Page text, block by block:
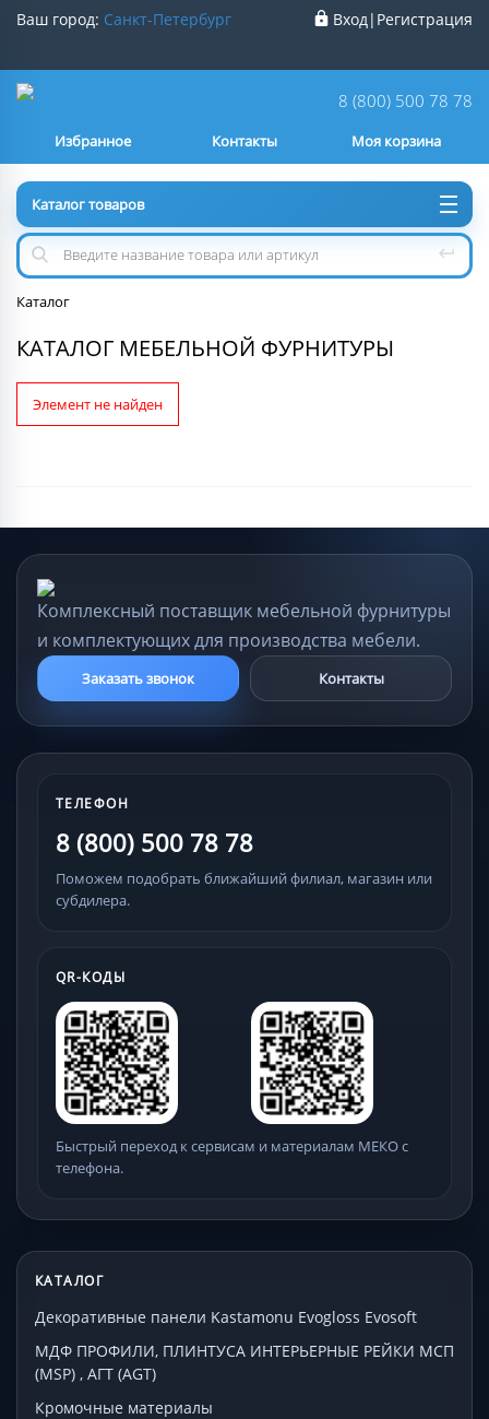
Ваш город: Санкт-Петербург
Нет
Вход| Регистрация
8 (800) 500 78 78
Контакты
Избранное Моя корзина
Каталог товаров
Каталог
КАТАЛОГ МЕБЕЛЬНОЙ ФУРНИТУРЫ
Элемент не найден
Комплексный поставщик мебельной фурнитуры
и комплектующих для производства мебели.
Заказать звонок Контакты
ТЕЛЕФОН
8 (800) 500 78 78
Поможем подобрать ближайший филиал, магазин или
субдилера.
QR-КОДЫ
Быстрый переход к сервисам и материалам МЕКО с
телефона.
КАТАЛОГ
Декоративные панели Kastamonu Evogloss Evosoft
МДФ ПРОФИЛИ, ПЛИНТУСА ИНТЕРЬЕРНЫЕ РЕЙКИ МСП
(MSP) , АГТ (AGT)
Кромочные материалы